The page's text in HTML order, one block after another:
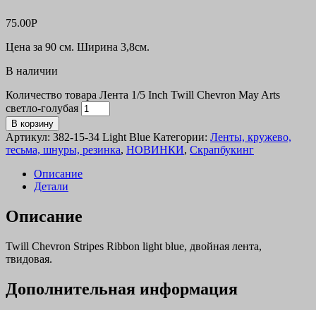
75.00Р
Цена за 90 см. Ширина 3,8см.
В наличии
Количество товара Лента 1/5 Inch Twill Chevron May Arts
светло-голубая
В корзину
Артикул: 382-15-34 Light Blue Категории: Ленты, кружево,
тесьма, шнуры, резинка, НОВИНКИ, Скрапбукинг
Описание
Детали
Описание
Twill Chevron Stripes Ribbon light blue, двойная лента,
твидовая.
Дополнительная информация